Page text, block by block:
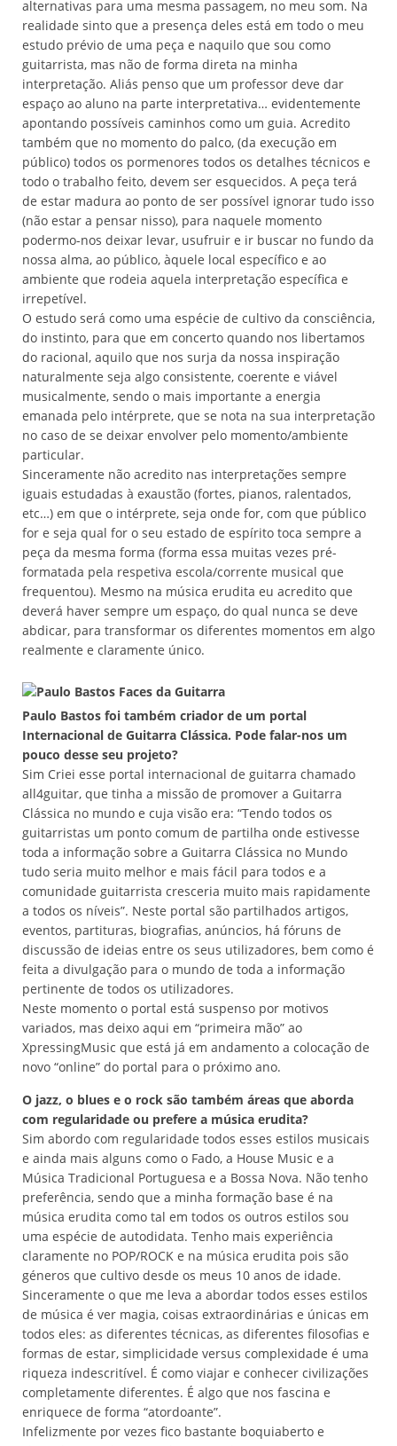
alternativas para uma mesma passagem, no meu som. Na
realidade sinto que a presença deles está em todo o meu
estudo prévio de uma peça e naquilo que sou como
guitarrista, mas não de forma direta na minha
interpretação. Aliás penso que um professor deve dar
espaço ao aluno na parte interpretativa… evidentemente
apontando possíveis caminhos como um guia. Acredito
também que no momento do palco, (da execução em
público) todos os pormenores todos os detalhes técnicos e
todo o trabalho feito, devem ser esquecidos. A peça terá
de estar madura ao ponto de ser possível ignorar tudo isso
(não estar a pensar nisso), para naquele momento
podermo-nos deixar levar, usufruir e ir buscar no fundo da
nossa alma, ao público, àquele local específico e ao
ambiente que rodeia aquela interpretação específica e
irrepetível.
O estudo será como uma espécie de cultivo da consciência,
do instinto, para que em concerto quando nos libertamos
do racional, aquilo que nos surja da nossa inspiração
naturalmente seja algo consistente, coerente e viável
musicalmente, sendo o mais importante a energia
emanada pelo intérprete, que se nota na sua interpretação
no caso de se deixar envolver pelo momento/ambiente
particular.
Sinceramente não acredito nas interpretações sempre
iguais estudadas à exaustão (fortes, pianos, ralentados,
etc…) em que o intérprete, seja onde for, com que público
for e seja qual for o seu estado de espírito toca sempre a
peça da mesma forma (forma essa muitas vezes pré-
formatada pela respetiva escola/corrente musical que
frequentou). Mesmo na música erudita eu acredito que
deverá haver sempre um espaço, do qual nunca se deve
abdicar, para transformar os diferentes momentos em algo
realmente e claramente único.
Paulo Bastos foi também criador de um portal
Internacional de Guitarra Clássica. Pode falar-nos um
pouco desse seu projeto?
Sim Criei esse portal internacional de guitarra chamado
all4guitar, que tinha a missão de promover a Guitarra
Clássica no mundo e cuja visão era: “Tendo todos os
guitarristas um ponto comum de partilha onde estivesse
toda a informação sobre a Guitarra Clássica no Mundo
tudo seria muito melhor e mais fácil para todos e a
comunidade guitarrista cresceria muito mais rapidamente
a todos os níveis”. Neste portal são partilhados artigos,
eventos, partituras, biografias, anúncios, há fóruns de
discussão de ideias entre os seus utilizadores, bem como é
feita a divulgação para o mundo de toda a informação
pertinente de todos os utilizadores.
Neste momento o portal está suspenso por motivos
variados, mas deixo aqui em “primeira mão” ao
XpressingMusic que está já em andamento a colocação de
novo “online” do portal para o próximo ano.
O jazz, o blues e o rock são também áreas que aborda
com regularidade ou prefere a música erudita?
Sim abordo com regularidade todos esses estilos musicais
e ainda mais alguns como o Fado, a House Music e a
Música Tradicional Portuguesa e a Bossa Nova. Não tenho
preferência, sendo que a minha formação base é na
música erudita como tal em todos os outros estilos sou
uma espécie de autodidata. Tenho mais experiência
claramente no POP/ROCK e na música erudita pois são
géneros que cultivo desde os meus 10 anos de idade.
Sinceramente o que me leva a abordar todos esses estilos
de música é ver magia, coisas extraordinárias e únicas em
todos eles: as diferentes técnicas, as diferentes filosofias e
formas de estar, simplicidade versus complexidade é uma
riqueza indescritível. É como viajar e conhecer civilizações
completamente diferentes. É algo que nos fascina e
enriquece de forma “atordoante”.
Infelizmente por vezes fico bastante boquiaberto e